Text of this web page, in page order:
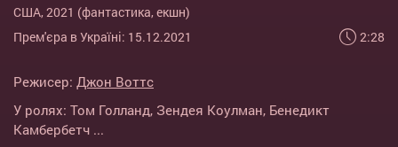
США, 2021 (фантастика, екшн)
Прем'єра в Україні: 15.12.2021
2:28
Режисер: Джон Воттс
У ролях: Том Голланд, Зендея Коулман, Бенедикт
Камбербетч ...